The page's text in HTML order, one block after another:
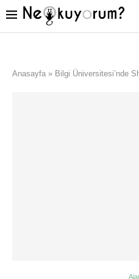
Anasayfa » Bilgi Üniversitesi’nde